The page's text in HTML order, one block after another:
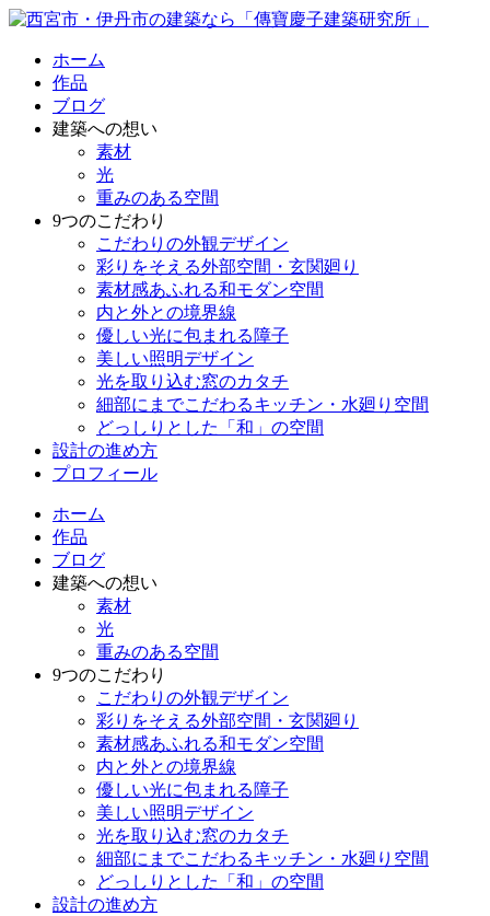
ホーム
作品
ブログ
建築への想い
素材
光
重みのある空間
9つのこだわり
こだわりの外観デザイン
彩りをそえる外部空間・玄関廻り
素材感あふれる和モダン空間
内と外との境界線
優しい光に包まれる障子
美しい照明デザイン
光を取り込む窓のカタチ
細部にまでこだわるキッチン・水廻り空間
どっしりとした「和」の空間
設計の進め方
プロフィール
ホーム
作品
ブログ
建築への想い
素材
光
重みのある空間
9つのこだわり
こだわりの外観デザイン
彩りをそえる外部空間・玄関廻り
素材感あふれる和モダン空間
内と外との境界線
優しい光に包まれる障子
美しい照明デザイン
光を取り込む窓のカタチ
細部にまでこだわるキッチン・水廻り空間
どっしりとした「和」の空間
設計の進め方